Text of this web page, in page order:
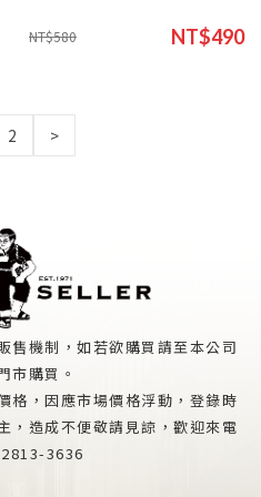
NT$580 NT$490
2 >
售機制，如若欲購買請至本公司
市購買。
格，因應市場價格浮動，登錄時
，造成不便敬請見諒，歡迎來電
3636